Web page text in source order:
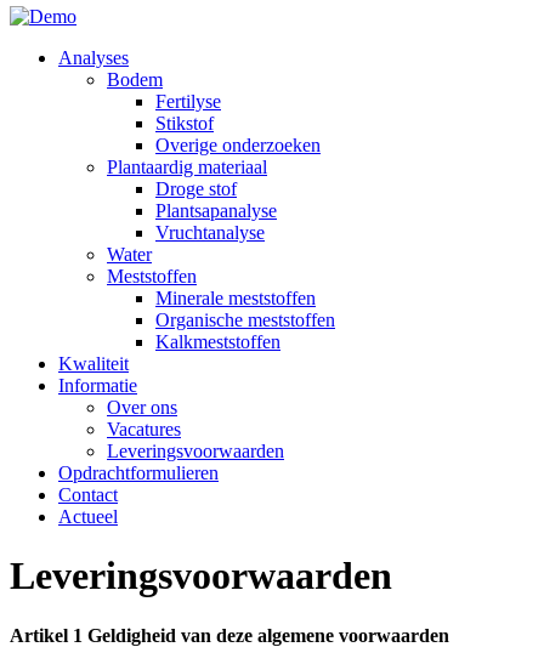
Analyses
Bodem
Fertilyse
Stikstof
Overige onderzoeken
Plantaardig materiaal
Droge stof
Plantsapanalyse
Vruchtanalyse
Water
Meststoffen
Minerale meststoffen
Organische meststoffen
Kalkmeststoffen
Kwaliteit
Informatie
Over ons
Vacatures
Leveringsvoorwaarden
Opdrachtformulieren
Contact
Actueel
Leveringsvoorwaarden
Artikel 1 Geldigheid van deze algemene voorwaarden